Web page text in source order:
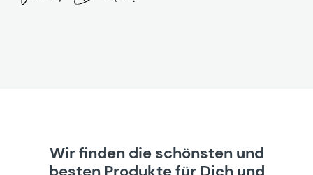
Wir finden die schönsten und